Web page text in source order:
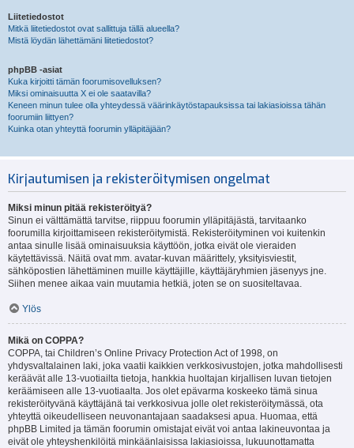
Liitetiedostot
Mitkä liitetiedostot ovat sallittuja tällä alueella?
Mistä löydän lähettämäni liitetiedostot?
phpBB -asiat
Kuka kirjoitti tämän foorumisovelluksen?
Miksi ominaisuutta X ei ole saatavilla?
Keneen minun tulee olla yhteydessä väärinkäytöstapauksissa tai lakiasioissa tähän
foorumiin liittyen?
Kuinka otan yhteyttä foorumin ylläpitäjään?
Kirjautumisen ja rekisteröitymisen ongelmat
Miksi minun pitää rekisteröityä?
Sinun ei välttämättä tarvitse, riippuu foorumin ylläpitäjästä, tarvitaanko
foorumilla kirjoittamiseen rekisteröitymistä. Rekisteröityminen voi kuitenkin
antaa sinulle lisää ominaisuuksia käyttöön, jotka eivät ole vieraiden
käytettävissä. Näitä ovat mm. avatar-kuvan määrittely, yksityisviestit,
sähköpostien lähettäminen muille käyttäjille, käyttäjäryhmien jäsenyys jne.
Siihen menee aikaa vain muutamia hetkiä, joten se on suositeltavaa.
Ylös
Mikä on COPPA?
COPPA, tai Children’s Online Privacy Protection Act of 1998, on
yhdysvaltalainen laki, joka vaatii kaikkien verkkosivustojen, jotka mahdollisesti
keräävät alle 13-vuotiailta tietoja, hankkia huoltajan kirjallisen luvan tietojen
keräämiseen alle 13-vuotiaalta. Jos olet epävarma koskeeko tämä sinua
rekisteröityvänä käyttäjänä tai verkkosivua jolle olet rekisteröitymässä, ota
yhteyttä oikeudelliseen neuvonantajaan saadaksesi apua. Huomaa, että
phpBB Limited ja tämän foorumin omistajat eivät voi antaa lakineuvontaa ja
eivät ole yhteyshenkilöitä minkäänlaisissa lakiasioissa, lukuunottamatta